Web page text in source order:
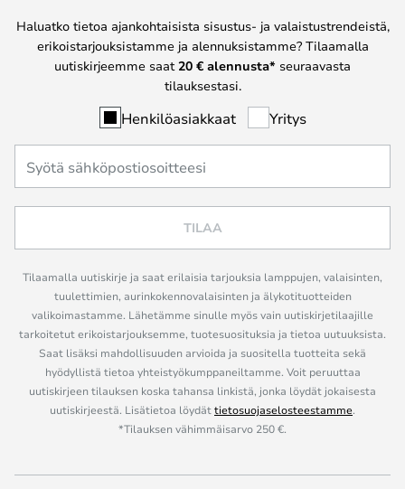
Haluatko tietoa ajankohtaisista sisustus- ja valaistustrendeistä,
erikoistarjouksistamme ja alennuksistamme? Tilaamalla
uutiskirjeemme saat 20 € alennusta* seuraavasta
tilauksestasi.
Henkilöasiakkaat Yritys
TILAA
Tilaamalla uutiskirje ja saat erilaisia tarjouksia lamppujen, valaisinten,
tuulettimien, aurinkokennovalaisinten ja älykotituotteiden
valikoimastamme. Lähetämme sinulle myös vain uutiskirjetilaajille
tarkoitetut erikoistarjouksemme, tuotesuosituksia ja tietoa uutuuksista.
Saat lisäksi mahdollisuuden arvioida ja suositella tuotteita sekä
hyödyllistä tietoa yhteistyökumppaneiltamme. Voit peruuttaa
uutiskirjeen tilauksen koska tahansa linkistä, jonka löydät jokaisesta
uutiskirjeestä. Lisätietoa löydättietosuojaselosteestamme.
*Tilauksen vähimmäisarvo 250 €.